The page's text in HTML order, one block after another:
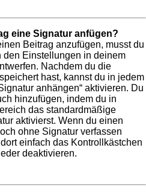
eine Signatur anfügen?
Beitrag anzufügen, musst du
den Einstellungen in deinem
Nachdem du die
hast, kannst du in jedem
anhängen“ aktivieren. Du
hinzufügen, indem du in
das standardmäßige
aktivierst. Wenn du einen
ohne Signatur verfassen
einfach das Kontrollkästchen
deaktivieren.